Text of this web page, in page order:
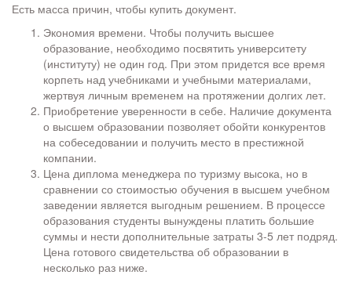
Есть масса причин, чтобы купить документ.
Экономия времени. Чтобы получить высшее
образование, необходимо посвятить университету
(институту) не один год. При этом придется все время
корпеть над учебниками и учебными материалами,
жертвуя личным временем на протяжении долгих лет.
Приобретение уверенности в себе. Наличие документа
о высшем образовании позволяет обойти конкурентов
на собеседовании и получить место в престижной
компании.
Цена диплома менеджера по туризму высока, но в
сравнении со стоимостью обучения в высшем учебном
заведении является выгодным решением. В процессе
образования студенты вынуждены платить большие
суммы и нести дополнительные затраты 3-5 лет подряд.
Цена готового свидетельства об образовании в
несколько раз ниже.